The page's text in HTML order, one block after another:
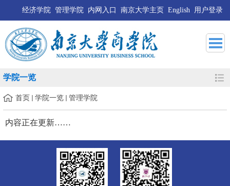
经济学院 管理学院 内网入口 南京大学主页 English 用户登录
学院一览
首页 学院一览 管理学院
内容正在更新……